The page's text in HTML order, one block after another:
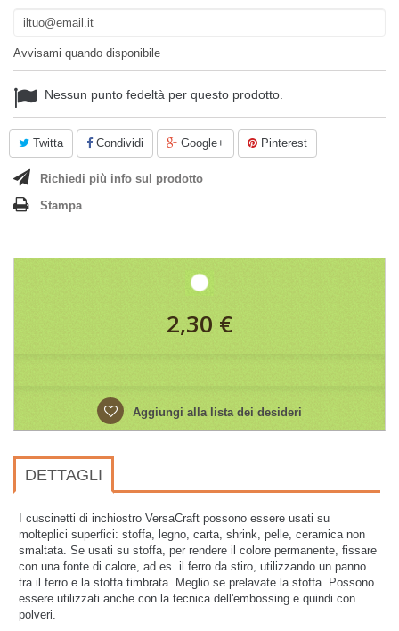
Avvisami quando disponibile
Nessun punto fedeltà per questo prodotto.
Twitta Condividi Google+ Pinterest
Richiedi più info sul prodotto
Stampa
2,30 €
Aggiungi alla lista dei desideri
DETTAGLI
I cuscinetti di inchiostro VersaCraft possono essere usati su
molteplici superfici: stoffa, legno, carta, shrink, pelle, ceramica non
smaltata. Se usati su stoffa, per rendere il colore permanente, fissare
con una fonte di calore, ad es. il ferro da stiro, utilizzando un panno
tra il ferro e la stoffa timbrata. Meglio se prelavate la stoffa. Possono
essere utilizzati anche con la tecnica dell'embossing e quindi con
polveri.